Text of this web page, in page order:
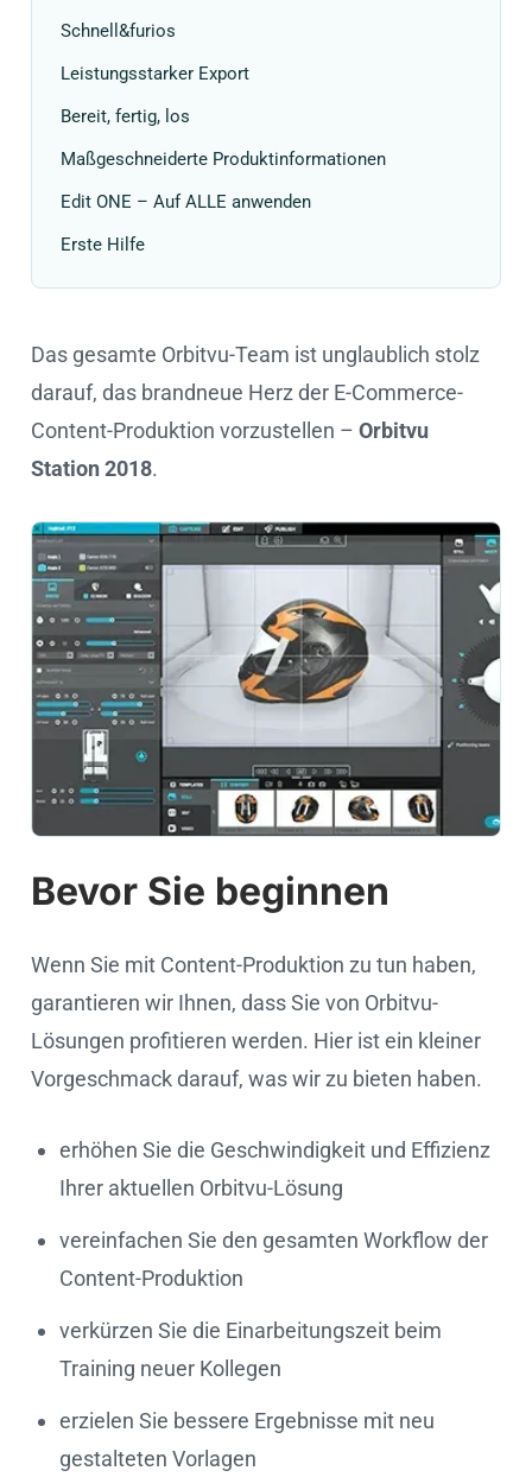
Schnell&furios
Leistungsstarker Export
Bereit, fertig, los
Maßgeschneiderte Produktinformationen
Edit ONE – Auf ALLE anwenden
Erste Hilfe
Das gesamte Orbitvu-Team ist unglaublich stolz
darauf, das brandneue Herz der E-Commerce-
Content-Produktion vorzustellen – Orbitvu
Station 2018.
Bevor Sie beginnen
Wenn Sie mit Content-Produktion zu tun haben,
garantieren wir Ihnen, dass Sie von Orbitvu-
Lösungen profitieren werden. Hier ist ein kleiner
Vorgeschmack darauf, was wir zu bieten haben.
erhöhen Sie die Geschwindigkeit und Effizienz
Ihrer aktuellen Orbitvu-Lösung
vereinfachen Sie den gesamten Workflow der
Content-Produktion
verkürzen Sie die Einarbeitungszeit beim
Training neuer Kollegen
erzielen Sie bessere Ergebnisse mit neu
gestalteten Vorlagen